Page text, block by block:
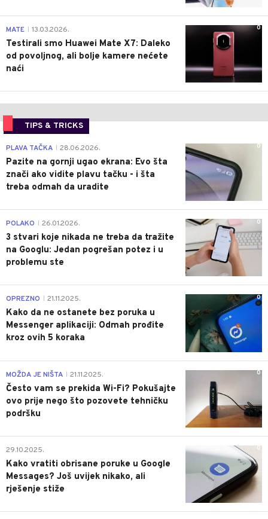
0
MATE 13.03.2026.
Testirali smo Huawei Mate X7: Daleko
od povoljnog, ali bolje kamere nećete
naći
TIPS & TRICKS
0
PLAVA TAČKA 28.06.2026.
Pazite na gornji ugao ekrana: Evo šta
znači ako vidite plavu tačku - i šta
treba odmah da uradite
0
POLAKO 26.01.2026.
3 stvari koje nikada ne treba da tražite
na Googlu: Jedan pogrešan potez i u
problemu ste
0
OPREZNO 21.11.2025.
Kako da ne ostanete bez poruka u
Messenger aplikaciji: Odmah prođite
kroz ovih 5 koraka
0
MOŽDA JE NIŠTA 21.11.2025.
Često vam se prekida Wi-Fi? Pokušajte
ovo prije nego što pozovete tehničku
podršku
0
29.10.2025.
Kako vratiti obrisane poruke u Google
Messages? Još uvijek nikako, ali
rješenje stiže